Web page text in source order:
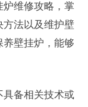
炉维修攻略，掌
法以及维护壁
壁挂炉，能够
具备相关技术或